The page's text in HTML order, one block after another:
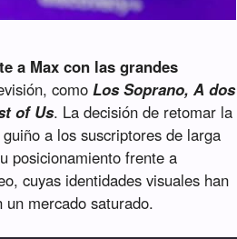
a Max con las grandes
comoLos Soprano, A dos
of Us. La decisión de retomar la
a los suscriptores de larga
posicionamiento frente a
cuyas identidades visuales han
un mercado saturado.